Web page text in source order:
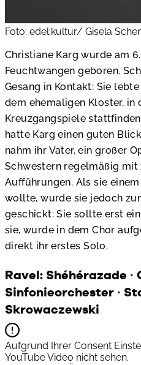
Foto: edel:kultur/ Gisela
Christiane Karg wurde am
Feuchtwangen geboren.
Gesang in Kontakt: Sie
dem ehemaligen Kloster, in
Kreuzgangspiele
hatte Karg einen guten
nahm ihr Vater, ein großer
Schwestern regelmäßig mit
Aufführungen. Als sie
wollte, wurde sie jedoch
geschickt: Sie sollte erst
sie, wurde in dem Chor
direkt ihr erstes Solo.
Ravel: Shéhérazade
Sinfonieorchester ∙
Skrowaczewski
Aufgrund Ihrer Consent
YouTube Video nicht sehen.